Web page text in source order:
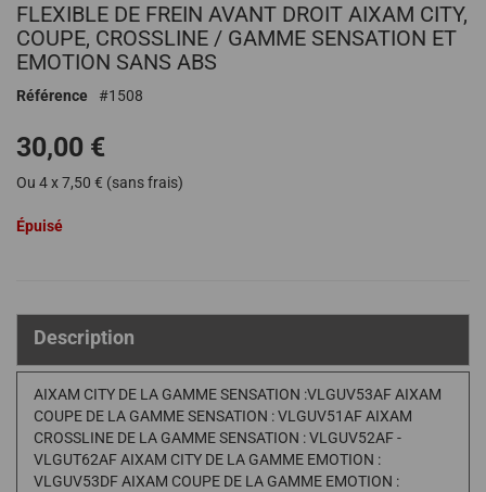
au
début
de
Galerie
FLEXIBLE DE FREIN AVANT DROIT AIXAM CITY,
COUPE, CROSSLINE / GAMME SENSATION ET
EMOTION SANS ABS
Référence 1508
30,00 €
Ou 4 x 7,50 € (sans frais)
Épuisé
Description
AIXAM CITY DE LA GAMME SENSATION :VLGUV53AF AIXAM
COUPE DE LA GAMME SENSATION : VLGUV51AF AIXAM
CROSSLINE DE LA GAMME SENSATION : VLGUV52AF -
VLGUT62AF AIXAM CITY DE LA GAMME EMOTION :
VLGUV53DF AIXAM COUPE DE LA GAMME EMOTION :